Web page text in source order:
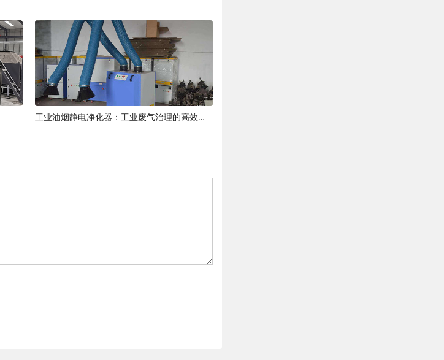
工业油烟静电净化器：工业废气治理的高效解决方案